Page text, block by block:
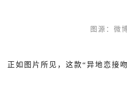
图源 ： 微
正如图片所见，这款“异地恋接